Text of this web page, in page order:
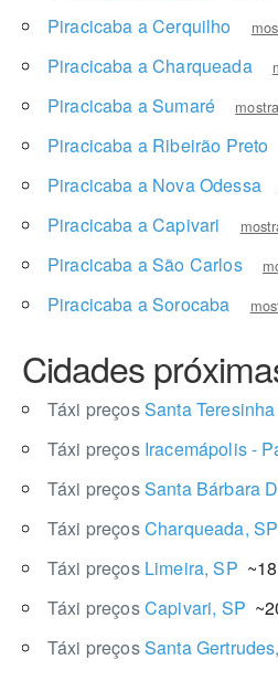
Piracicaba a Cerquilho
Piracicaba a Charqueada
Piracicaba a Sumaré
Piracicaba a Ribeirão Preto
Piracicaba a Nova Odessa
Piracicaba a Capivari
Piracicaba a São Carlos
Piracicaba a Sorocaba
Cidades
Táxi preçosSanta
Táxi preços Iracemápolis -
Táxi preçosSanta Bárbara
Táxi preçosCharqueada, SP
Táxi preços Limeira, SP
Táxi preçosCapivari, SP
Táxi preçosSanta